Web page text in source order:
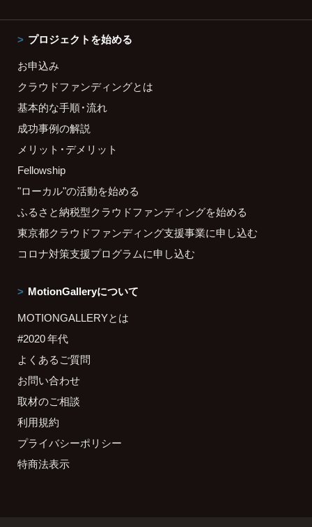
プロジェクトを始める
お申込み
クラウドファンディングとは
基本的な手順・流れ
成功事例の解説
メリット・デメリット
Fellowship
"ローカル"の活動を始める
ふるさと納税型クラウドファンディングを始める
東京都クラウドファンディング支援事業に申し込む
コロナ対策支援プログラムに申し込む
MotionGalleryについて
MOTIONGALLERYとは
#2020 年代
よくあるご質問
お問い合わせ
取材のご相談
利用規約
プライバシーポリシー
特商法表示